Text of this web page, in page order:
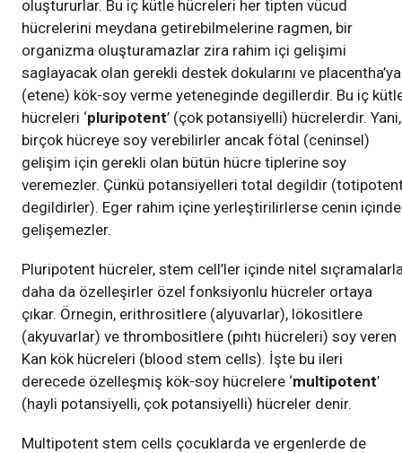
oluştururlar. Bu iç kütle hücreleri her tipten vücud
hücrelerini meydana getirebilmelerine ragmen, bir
organizma oluşturamazlar zira rahim içi gelişimi
saglayacak olan gerekli destek dokularını ve placentha’ya
(etene) kök-soy verme yeteneginde degillerdir. Bu iç
hücreleri ‘pluripotent’ (çok potansiyelli) hücrelerdir. Yani,
birçok hücreye soy verebilirler ancak fötal (ceninsel)
gelişim için gerekli olan bütün hücre tiplerine soy
veremezler. Çünkü potansiyelleri total degildir
degildirler). Eger rahim içine yerleştirilirlerse cenin içinde
gelişemezler.
Pluripotent hücreler, stem cell’ler içinde nitel
daha da özelleşirler özel fonksiyonlu hücreler ortaya
çıkar. Örnegin, erithrositlere (alyuvarlar), lökositlere
(akyuvarlar) ve thrombositlere (pıhtı hücreleri) soy veren
Kan kök hücreleri (blood stem cells). İşte bu ileri
derecede özelleşmiş kök-soy hücrelere ‘multipotent’
(hayli potansiyelli, çok potansiyelli) hücreler denir.
Multipotent stem cells çocuklarda ve ergenlerde de